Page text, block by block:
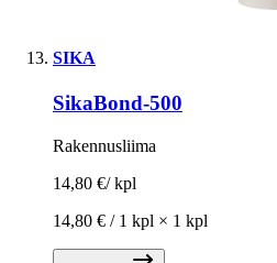
SIKA
SikaBond-500
Rakennusliima
14,80 €/ kpl
14,80 € / 1 kpl × 1 kpl